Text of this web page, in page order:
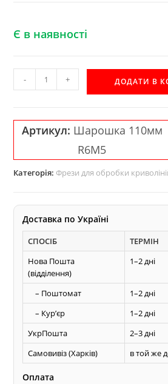
Є в наявності
Шейперна
шарошка
110мм
R6М5
- + ДОДАТИ В
Артикул: Шарошка 110мм
R6М5
Категорія:Фрези для обробки
Доставка по Україні
СПОСІБ ТЕРМІН
Нова Пошта
(відділення)
1–2 дні
– Поштомат 1–2 дні
– Курʼєр
1–2 дні
УкрПошта
2–3 дні
Самовивіз (Харків)
в той же
Оплата